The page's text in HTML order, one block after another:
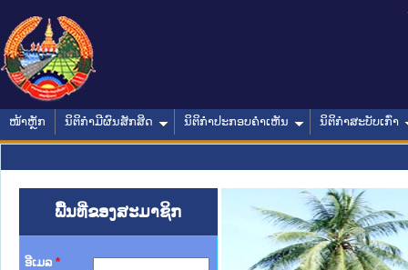
ໜ້າຫຼັກ ນິຕິກໍາມີຜົນສັກສິດ ນິຕິກໍາປະກອບຄໍາເຫັນ ນິຕິກໍາສະບັບເກົ່າ
ພື້ນທີ່ຂອງສະມາຊິກ
ອີເມລ *